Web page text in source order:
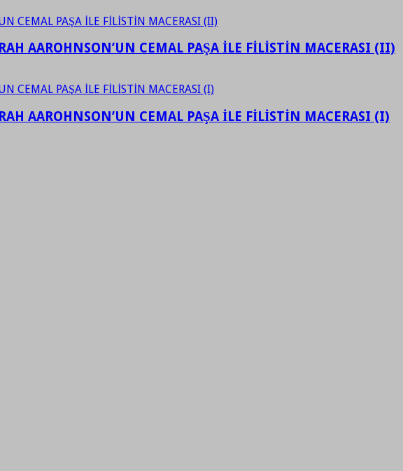
AAROHNSON’UN CEMAL PAŞA İLE FİLİSTİN MACERASI (II)
AAROHNSON’UN CEMAL PAŞA İLE FİLİSTİN MACERASI (I)